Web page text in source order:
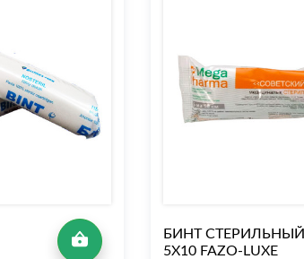
БИНТ СТЕРИЛЬНЫЙ
5Х10 FAZO-LUXE